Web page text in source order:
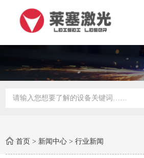
首页 > 新闻中心 >行业新闻